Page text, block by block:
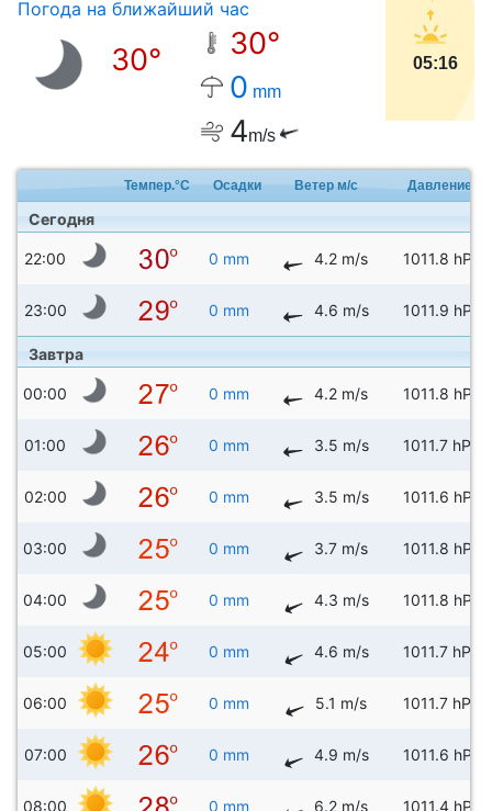
Погода на ближайший час
30°
30°
0 mm
4m/s
05:16
Темпер.°C Осадки Ветер м/с Давление
Сегодня
22:00 0 mm 4.2 m/s 1011.8 hPa
23:00 0 mm 4.6 m/s 1011.9 hPa
Завтра
00:00 0 mm 4.2 m/s 1011.8 hPa
01:00 0 mm 3.5 m/s 1011.7 hPa
02:00 0 mm 3.5 m/s 1011.6 hPa
03:00 0 mm 3.7 m/s 1011.8 hPa
04:00 0 mm 4.3 m/s 1011.8 hPa
05:00 0 mm 4.6 m/s 1011.7 hPa
06:00 0 mm 5.1 m/s 1011.7 hPa
07:00 0 mm 4.9 m/s 1011.6 hPa
08:00 0 mm 6.2 m/s 1011.4 hPa